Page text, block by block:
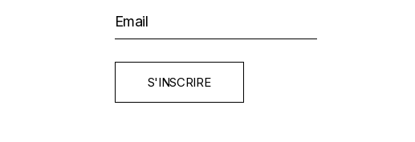
S'INSCRIRE